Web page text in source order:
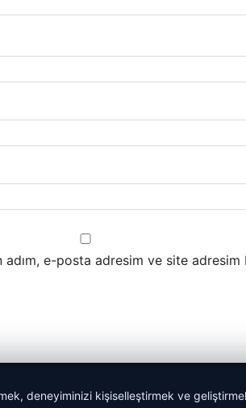
adım, e-posta adresim ve site adresim
deneyiminizi kişiselleştirmek ve